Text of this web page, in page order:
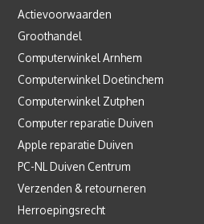
Actievoorwaarden
Groothandel
Computerwinkel Arnhem
Computerwinkel Doetinchem
Computerwinkel Zutphen
Computer reparatie Duiven
Apple reparatie Duiven
PC-NL Duiven Centrum
Verzenden & retourneren
Herroepingsrecht